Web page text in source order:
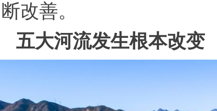
断改善。
五大河流发生根本改变